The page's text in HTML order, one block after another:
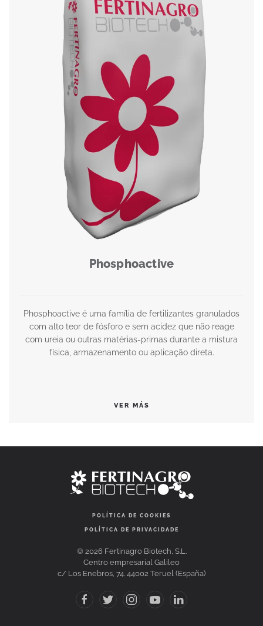
Phosphoactive
Phosphoactive é uma família de fertilizantes granulados
com alto teor de fósforo e sem acidez que não reage
com ureia ou outras matérias-primas durante a mistura
física, armazenamento ou aplicação direta.
VER MÁS
POLÍTICA DE COOKIES
POLÍTICA DE PRIVACIDADE
© 2026Fertinagro Biotech, S.L.
Centro empresarial Galileo
c/ Los Enebros, 74. 44002 Teruel (España)